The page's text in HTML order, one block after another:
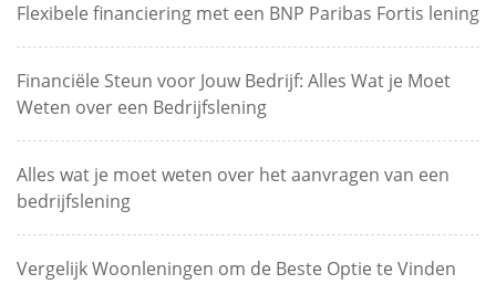
Flexibele financiering met een BNP Paribas Fortis lening
Financiële Steun voor Jouw Bedrijf: Alles Wat je Moet
Weten over een Bedrijfslening
Alles wat je moet weten over het aanvragen van een
bedrijfslening
Vergelijk Woonleningen om de Beste Optie te Vinden